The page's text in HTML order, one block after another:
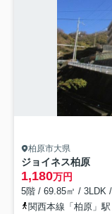
柏原市大県
ジョイネス柏原
1,180万円
5階 / 69.85㎡ / 3LDK
関西本線「柏原」